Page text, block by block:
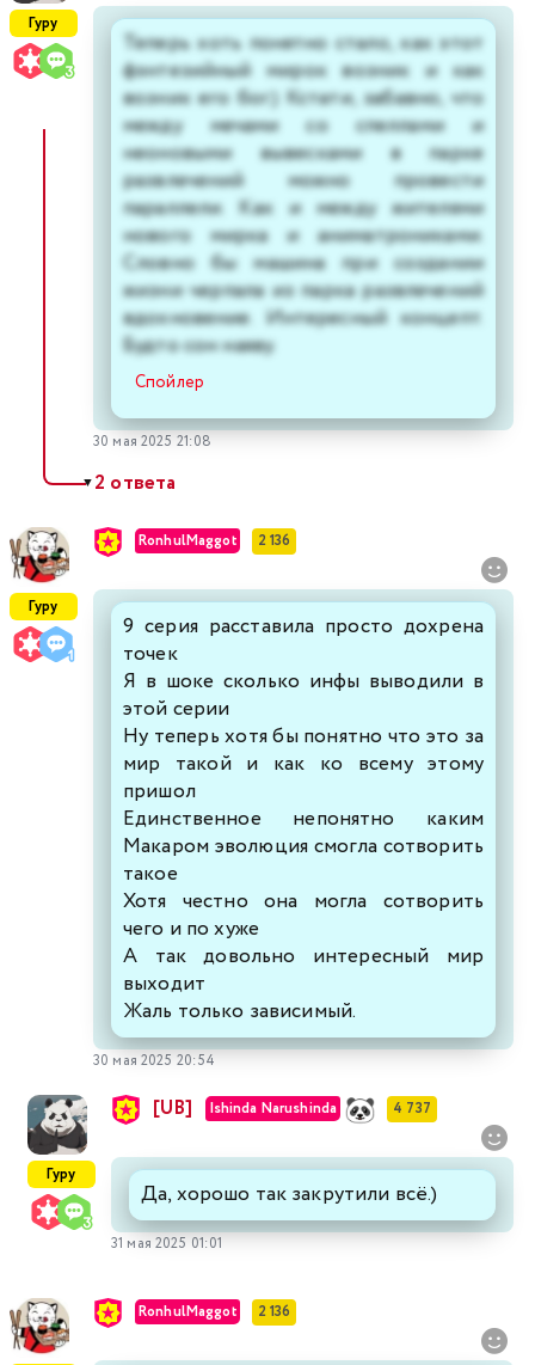
Гуру
Теперь хоть понятно стало, как этот
фэнтезийный мирок возник и как
возник его бог.) Кстати, забавно, что
между мечами со спеллами и
неоновыми вывесками в парке
развлечений можно провести
параллели. Как и между жителями
нового мирка и аниматрониками.
Словно бы машина при создании
жизни черпала из парка развлечений
вдохновение. Интересный концепт.
Будто сон наяву.
Спойлер
30 мая 2025 21:08
▼2 ответа
Гуру
RonhulMaggot 2 136
9 серия расставила просто дохрена
точек
Я в шоке сколько инфы выводили в
этой серии
Ну теперь хотя бы понятно что это за
мир такой и как ко всему этому
пришол
Единственное непонятно каким
Макаром эволюция смогла сотворить
такое
Хотя честно она могла сотворить
чего и по хуже
А так довольно интересный мир
выходит
Жаль только зависимый.
30 мая 2025 20:54
Гуру
[UB] Ishinda Narushinda 4 737
Да, хорошо так закрутили всё.)
31 мая 2025 01:01
RonhulMaggot 2 136